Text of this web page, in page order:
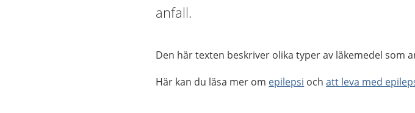
anfall.
Den här texten beskriver olika typer av läkemedel som
Här kan du läsa mer om epilepsi ochatt leva med